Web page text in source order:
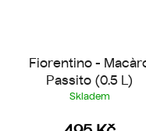
Fiorentino -
Passito (0.5 L)
Skladem